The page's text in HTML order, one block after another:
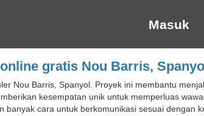
Masuk
gratis Nou Barris,
Nou Barris, Spanyol. Proyek ini membantu
kesempatan unik untuk memperluas
cara untuk berkomunikasi sesuai dengan